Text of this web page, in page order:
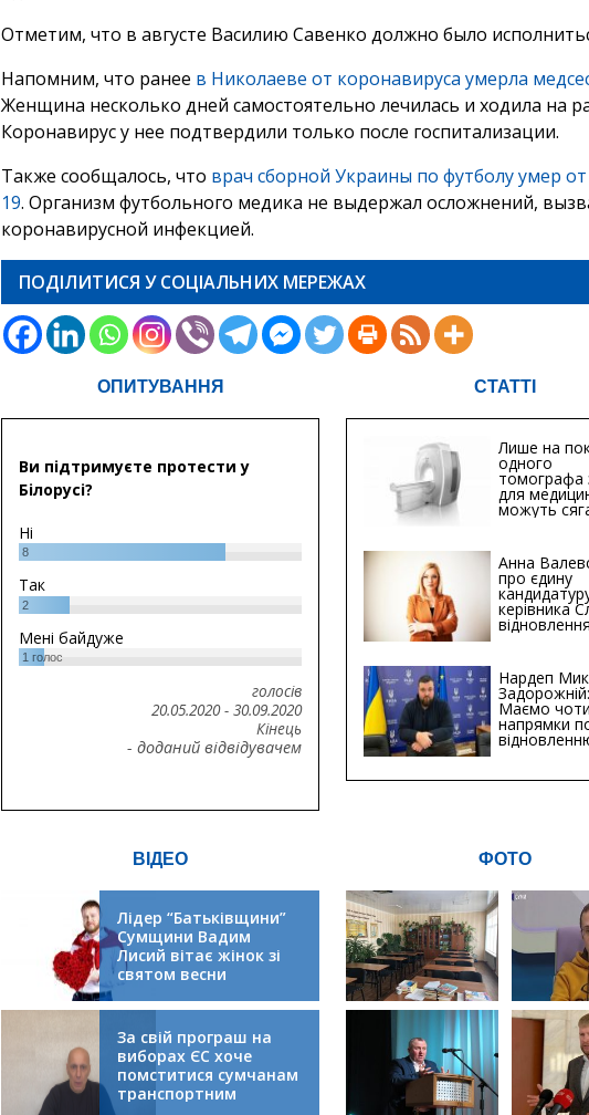
Отметим, что в августе Василию Савенко должно было
Напомним, что ранее в Николаеве от коронавируса умерла
Женщина несколько дней самостоятельно лечилась и ходила на
Коронавирус у нее подтвердили только после госпитализации.
Также сообщалось, что врач сборной Украины по футболу умер от
19. Организм футбольного медика не выдержал осложнений,
коронавирусной инфекцией.
ПОДІЛИТИСЯ У СОЦІАЛЬНИХ МЕРЕЖАХ
ОПИТУВАННЯ
Ви підтримуєте протести у
Білорусі?
Ні
8
Так
2
Мені байдуже
1голос
голосів
20.05.2020- 30.09.2020
Кінець
- доданий відвідувачем
СТАТТІ
Лише на
одного
томографа
для
можуть
Анна
про єдину
керівника
Хіба...
Нардеп
Задорожній:
Маємо
напрямки
ВІДЕО
Лідер “Батьківщини”
Сумщини Вадим
Лисий вітає жінок зі
святом весни
За свій програш на
виборах ЄС хоче
помститися сумчанам
транспортним
ФОТО